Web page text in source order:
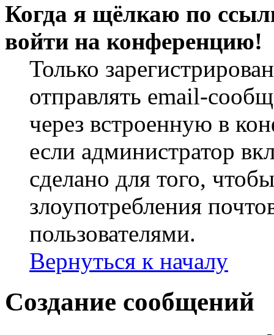
Когда я щёлкаю по
войти на конференцию!
Только
отправлять email-
через встроенную в
если администратор
сделано для того,
злоупотребления
пользователями.
Вернуться к началу
Создание сообщений